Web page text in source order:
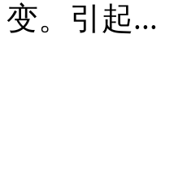
变。引起...